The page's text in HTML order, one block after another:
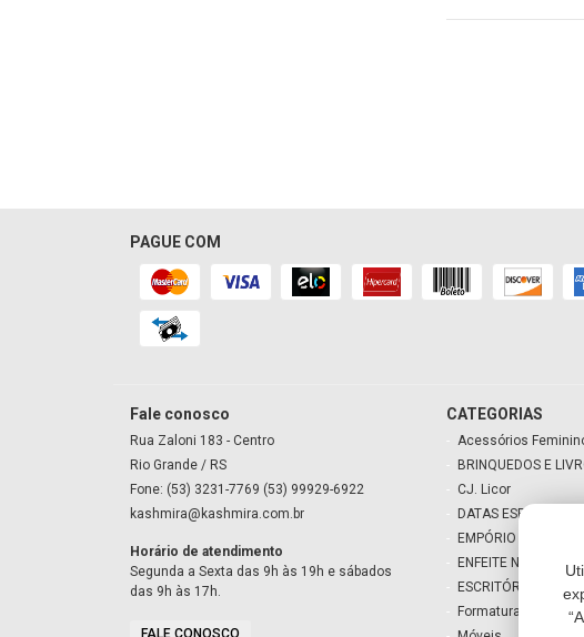
PAGUE COM
Fale conosco
Rua Zaloni 183 - Centro
Rio Grande / RS
Fone: (53) 3231-7769 (53) 99929-6922
kashmira@kashmira.com.br
Horário de atendimento
Segunda a Sexta das 9h às 19h e sábados
das 9h às 17h.
FALE CONOSCO
CATEGORIAS
Acessórios
BRINQUEDOS E
CJ. Licor
DATAS ESPECIAIS
EMPÓRIO
ENFEITE NATAL
ESCRITÓRIO
Formatura